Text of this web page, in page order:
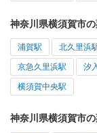
神奈川県横須賀市
浦賀駅 北久里浜
京急久里浜駅 汐
横須賀中央駅
神奈川県横須賀市